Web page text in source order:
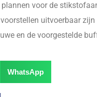
voor de
uitvoerbaar
en de voorgestelde
WhatsApp